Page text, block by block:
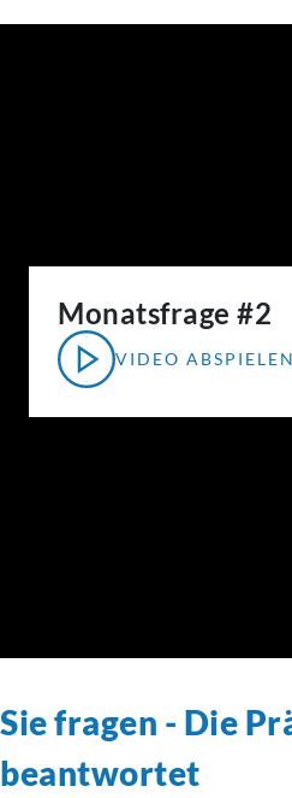
Monatsfrage #2
VIDEO ABSPIELEN
Sie fragen - Die
beantwortet